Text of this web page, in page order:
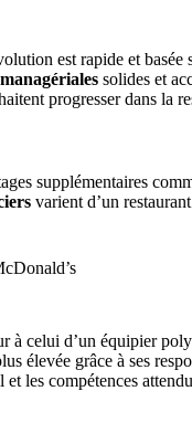
est rapide et basée
solides et
progresser dans la
supplémentaires
varient d’un
à celui d’un équipier
élevée grâce à ses
les compétences